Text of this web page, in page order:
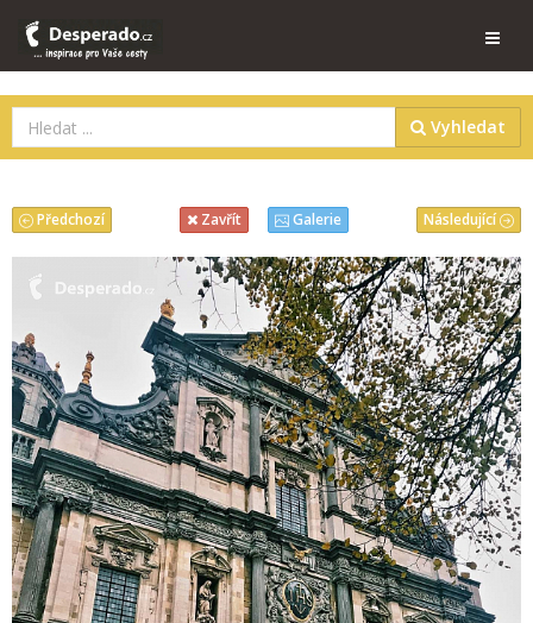
Vyhledat
Následující
Předchozí Zavřít Galerie